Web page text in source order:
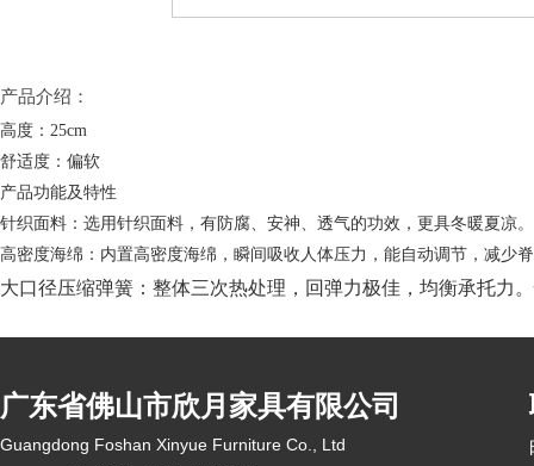
产品介绍：
高度：25cm
舒适度：偏软
产品功能及特性
针织面料：选用针织面料，有防腐、安神、透气的功效，更具冬暖夏凉。
高密度海绵：内置高密度海绵，瞬间吸收人体压力，能自动调节，减少
大口径压缩弹簧：整体三次热处理，回弹力极佳，均衡承托力
广东省佛山市欣月家具有限公司
Guangdong Foshan Xinyue Furniture Co., Ltd